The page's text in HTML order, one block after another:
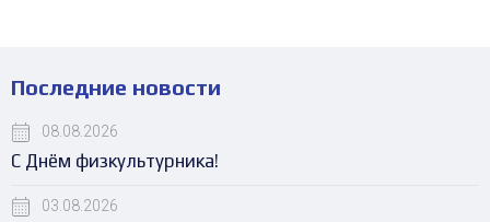
Последние новости
08.08.2026
С Днём физкультурника!
03.08.2026